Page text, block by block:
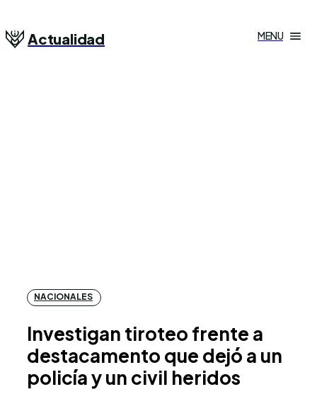
Actualidad MENU
NACIONALES
Investigan tiroteo frente a
destacamento que dejó a un
policía y un civil heridos